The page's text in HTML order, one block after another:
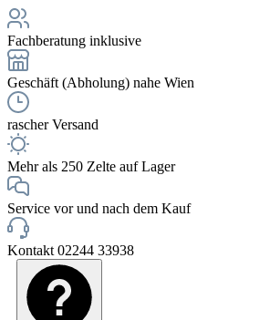
Fachberatung inklusive
Geschäft (Abholung) nahe Wien
rascher Versand
Mehr als 250 Zelte auf Lager
Service vor und nach dem Kauf
Kontakt 02244 33938